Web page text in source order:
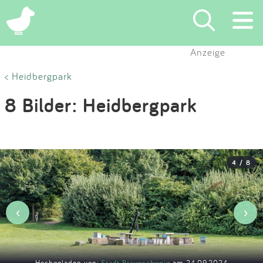
×
Eintragen
Blog
Partner
Kontakt
Anzeige
< Heidbergpark
8 Bilder: Heidbergpark
4 / 8
‹ ›